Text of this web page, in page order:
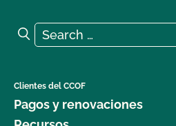
Search for:
Search
Clientes del CCOF
Pagos y renovaciones